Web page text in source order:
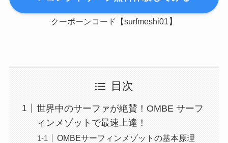
クーポーンコード【surfmeshi01 】
目次
世界中のサーファが絶賛！OMBE サーフ
ィンメゾットで最速上達！
OMBEサーフィンメゾットの基本原理